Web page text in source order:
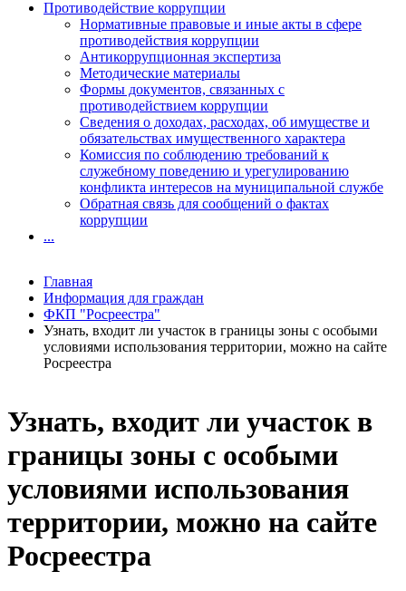
Узнать, входит ли участок в
границы зоны с особыми
условиями использования
территории, можно на сайте
Росреестра
Противодействие коррупции
Нормативные правовые и иные акты в сфере
противодействия коррупции
Антикоррупционная экспертиза
Методические материалы
Формы документов, связанных с
противодействием коррупции
Сведения о доходах, расходах, об имуществе и
обязательствах имущественного характера
Комиссия по соблюдению требований к
служебному поведению и урегулированию
конфликта интересов на муниципальной службе
Обратная связь для сообщений о фактах
коррупции
...
Главная
Информация для граждан
ФКП "Росреестра"
Узнать, входит ли участок в границы зоны с особыми
условиями использования территории, можно на сайте
Росреестра